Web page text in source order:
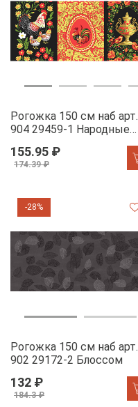
Рогожка 150 см наб арт.
904 29459-1 Народные
155.95 ₽
174.39 ₽
-28%
Рогожка 150 см наб арт.
902 29172-2 Блоссом
132 ₽
184.3 ₽